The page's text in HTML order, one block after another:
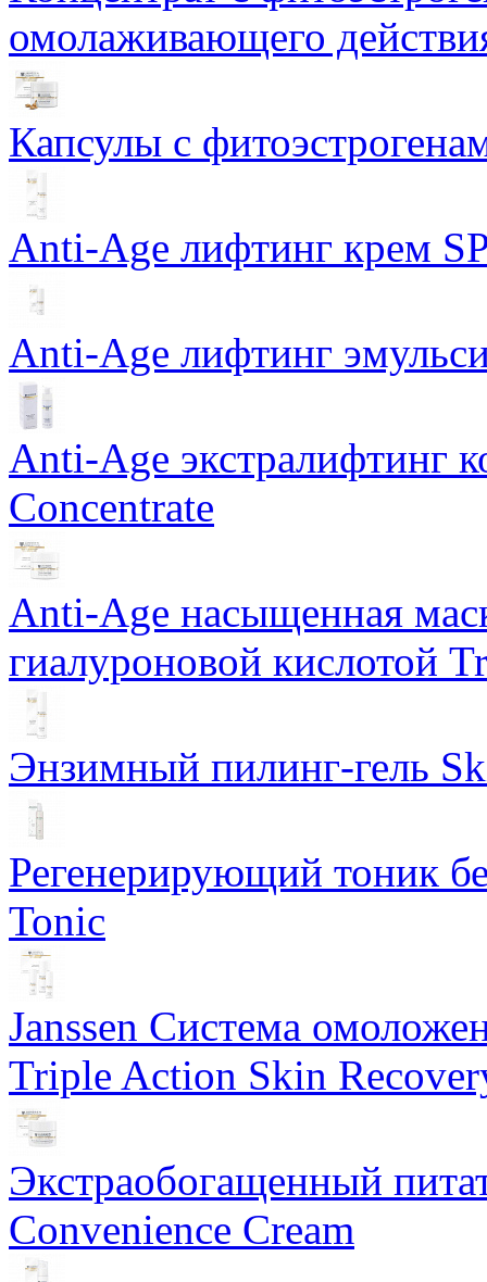
омолаживающего
Капсулы с
Anti-Age лифтинг крем
Anti-Age лифтинг
Anti-Age экстралифтинг
Concentrate
Anti-Age насыщенная
гиалуроновой кислотой
Энзимный пилинг-гель
Регенерирующий тоник
Tonic
Janssen Система
Triple Action Skin
Экстраобогащенный
Convenience Cream